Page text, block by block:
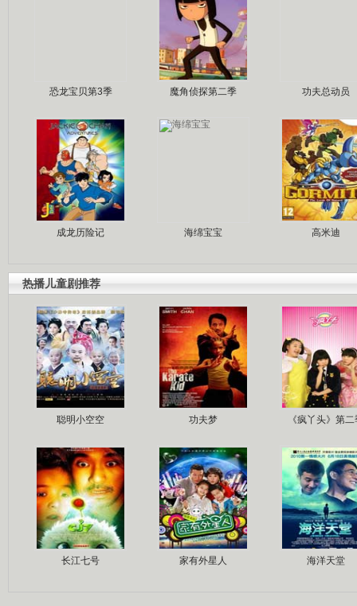
恐龙宝贝第3季 魔角侦探第二季 功夫总动员
成龙历险记 海绵宝宝 高米迪
热播儿童剧推荐
聪明小空空 功夫梦 《疯丫头》第二
长江七号 家有外星人 海洋天堂